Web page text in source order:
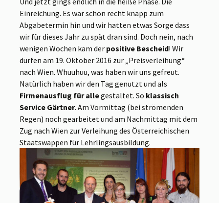
Einreichung. Es war schon recht knapp zum
Abgabetermin hin und wir hatten etwas Sorge dass
wir für dieses Jahr zu spät dran sind. Doch nein, nach
wenigen Wochen kam der positive Bescheid! Wir
dürfen am 19. Oktober 2016 zur „Preisverleihung“
nach Wien. Whuuhuu, was haben wir uns gefreut.
Natürlich haben wir den Tag genutzt und als
Firmenausflug für allegestaltet. So klassisch
Service Gärtner. Am Vormittag (bei strömenden
Regen) noch gearbeitet und am Nachmittag mit dem
Zug nach Wien zur Verleihung des Österreichischen
Staatswappen für Lehrlingsausbildung.